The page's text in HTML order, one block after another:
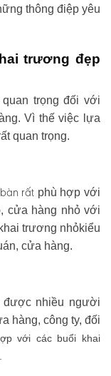
thông điệp yêu
trương đẹp
trọng đối với
Vì thế việc lựa
quan trọng.
rất phù hợp với
cửa hàng nhỏ với
trương nhỏkiểu
cửa hàng.
được nhiều người
hàng, công ty, đối
với các buổi khai